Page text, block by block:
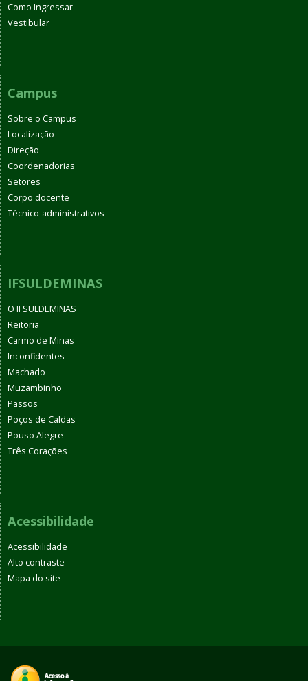
Como Ingressar
Vestibular
Campus
Sobre o Campus
Localização
Direção
Coordenadorias
Setores
Corpo docente
Técnico-administrativos
IFSULDEMINAS
O IFSULDEMINAS
Reitoria
Carmo de Minas
Inconfidentes
Machado
Muzambinho
Passos
Poços de Caldas
Pouso Alegre
Três Corações
Acessibilidade
Acessibilidade
Alto contraste
Mapa do site